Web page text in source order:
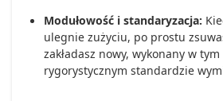
Modułowość i standaryzacja:
ulegnie zużyciu, po prostu
zakładasz nowy, wykonany w
rygorystycznym standardzie